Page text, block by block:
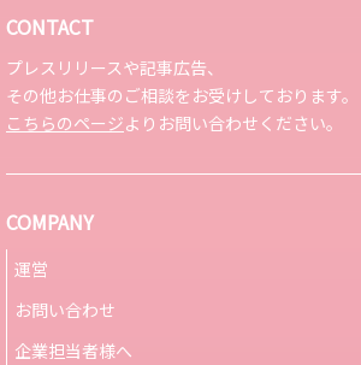
CONTACT
プレスリリースや記事広告、
その他お仕事のご相談をお受けしております。
こちらのページよりお問い合わせください。
COMPANY
運営
お問い合わせ
企業担当者様へ